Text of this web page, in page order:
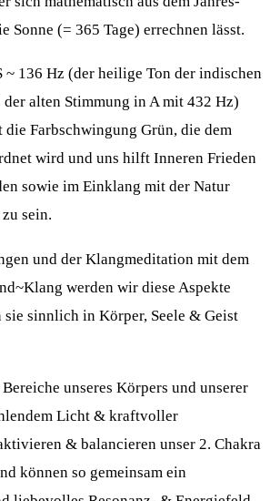
Sonne (= 365 Tage) errechnen lässt.
~ 136 Hz (der heilige Ton der indischen
alten Stimmung in A mit 432 Hz)
die Farbschwingung Grün, die dem
wird und uns hilft Inneren Frieden
sowie im Einklang mit der Natur
sein.
und der Klangmeditation mit dem
werden wir diese Aspekte
sie sinnlich in Körper, Seele & Geist
unseres Körpers und unserer
Licht & kraftvoller
& balancieren unser 2. Chakra
können so gemeinsam ein